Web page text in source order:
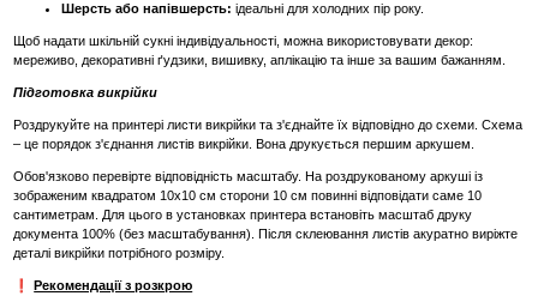
Шерсть або напівшерсть: ідеальні для холодних пір року.
Щоб надати шкільній сукні індивідуальності, можна використовувати декор:
мереживо, декоративні ґудзики, вишивку, аплікацію та інше за вашим бажанням.
Підготовка викрійки
Роздрукуйте на принтері листи викрійки та з'єднайте їх відповідно до схеми. Схема
– це порядок з'єднання листів викрійки. Вона друкується першим аркушем.
Обов'язково перевірте відповідність масштабу. На роздрукованому аркуші із
зображеним квадратом 10х10 см сторони 10 см повинні відповідати саме 10
сантиметрам. Для цього в установках принтера встановіть масштаб друку
документа 100% (без масштабування). Після склеювання листів акуратно виріжте
деталі викрійки потрібного розміру.
❗Рекомендації з розкрою